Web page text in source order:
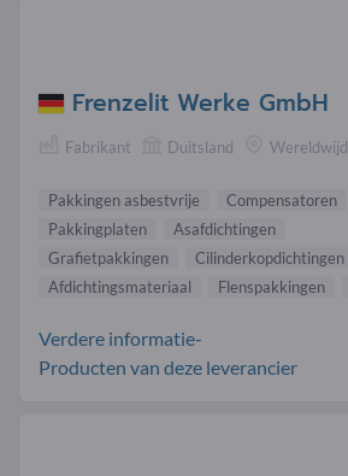
Frenzelit Werke GmbH
Fabrikant Duitsland Wereldwijd
Pakkingen asbestvrije
Compensatoren
Pakkingplaten
Asafdichtingen
Grafietpakkingen
Cilinderkopdichtingen
Afdichtingsmateriaal
Flenspakkingen
Verdere informatie-
Producten van deze leverancier